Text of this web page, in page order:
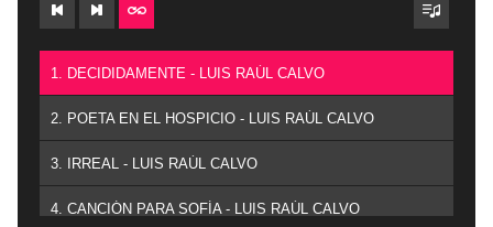
1. DECIDIDAMENTE - LUIS RAÚL CALVO
2. POETA EN EL HOSPICIO - LUIS RAÚL CALVO
3. IRREAL - LUIS RAÚL CALVO
4. CANCIÓN PARA SOFÍA - LUIS RAÚL CALVO